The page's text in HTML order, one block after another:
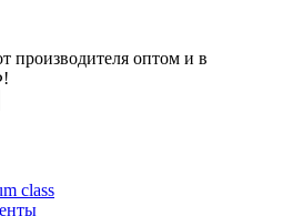
производителя оптом и в
class